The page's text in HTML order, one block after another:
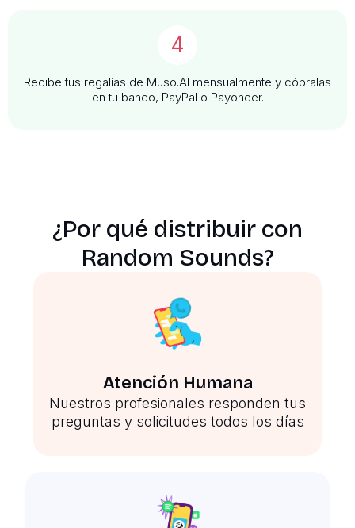
4
Recibe tus regalías de Muso.AI mensualmente y cóbralas
en tu banco, PayPal o Payoneer.
¿Por qué distribuir con
Random Sounds?
Atención Humana
Nuestros profesionales responden tus
preguntas y solicitudes todos los días